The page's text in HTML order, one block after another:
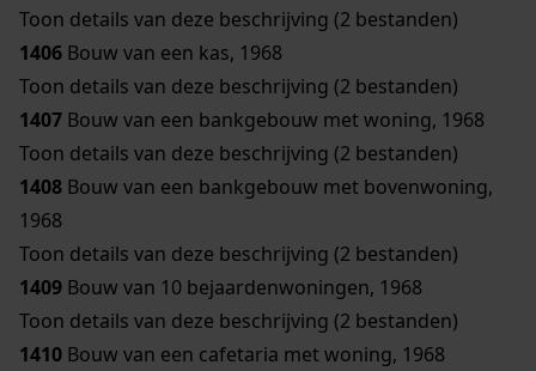
Toon details van deze beschrijving (2 bestanden)
1406 Bouw van een kas, 1968
Toon details van deze beschrijving (2 bestanden)
1407 Bouw van een bankgebouw met woning, 1968
Toon details van deze beschrijving (2 bestanden)
1408 Bouw van een bankgebouw met bovenwoning,
1968
Toon details van deze beschrijving (2 bestanden)
1409 Bouw van 10 bejaardenwoningen, 1968
Toon details van deze beschrijving (2 bestanden)
1410 Bouw van een cafetaria met woning, 1968